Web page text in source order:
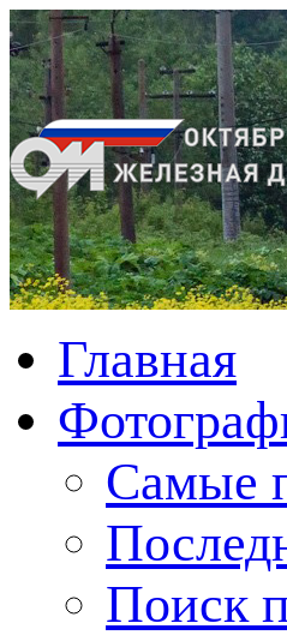
Главная
Cамые
Поиск